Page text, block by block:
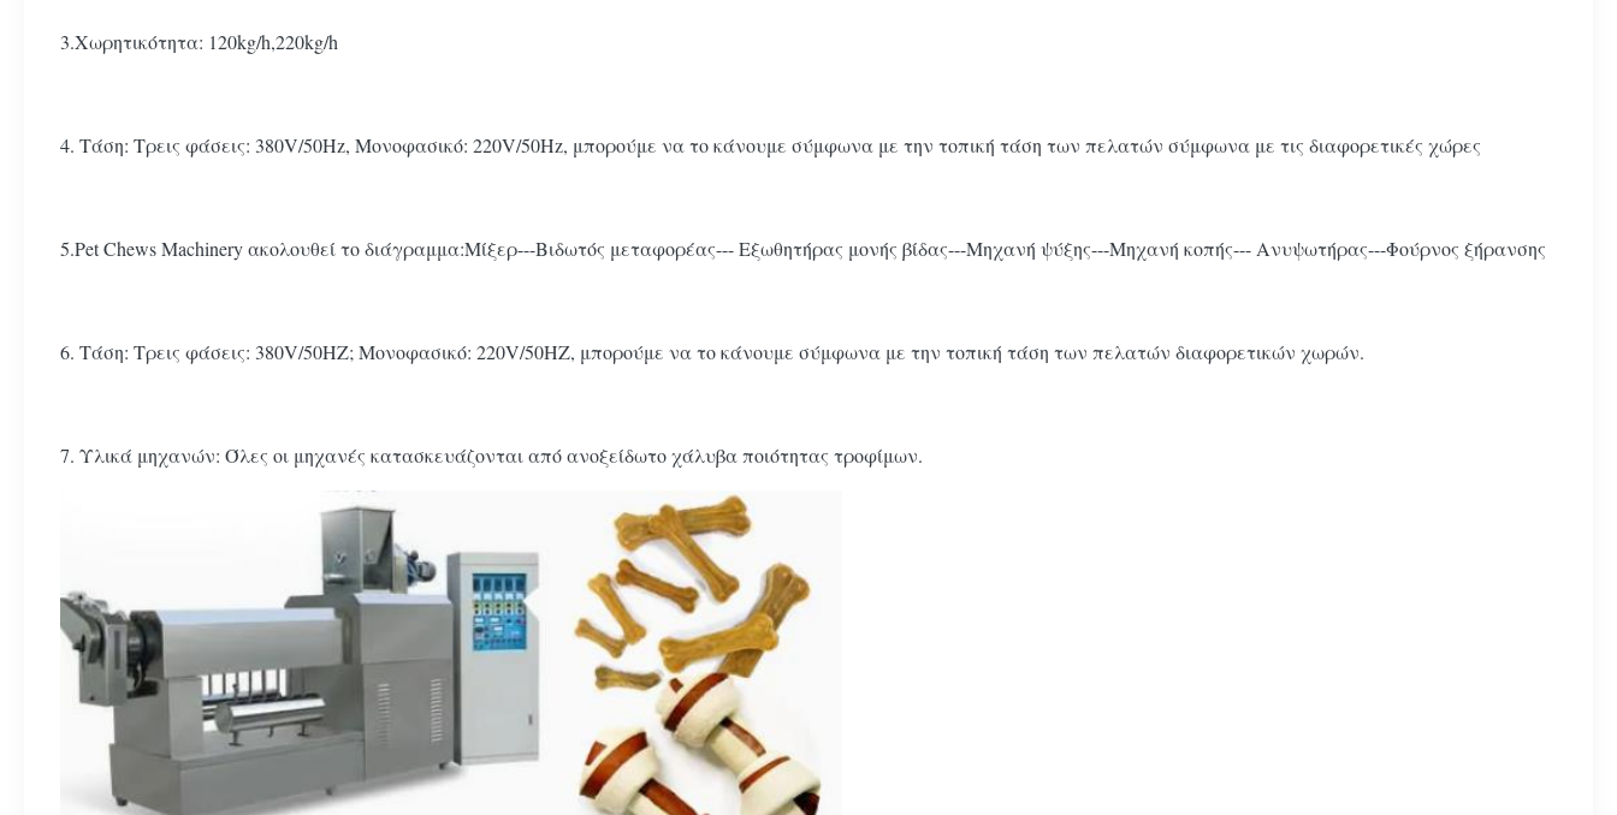
3.Χωρητικότητα: 120kg/h,220kg/h
4. Τάση: Τρεις φάσεις: 380V/50Hz, Μονοφασικό: 220V/50Hz, μπορούμε να το κάνουμε σύμφωνα με την τοπική τάση των πελατών σύμφωνα με τις διαφορετικές χώρες
5.Pet Chews Machinery ακολουθεί το διάγραμμα:Μίξερ---Βιδωτός μεταφορέας--- Εξωθητήρας μονής βίδας---Μηχανή ψύξης---Μηχανή κοπής--- Ανυψωτήρας---Φούρνος ξήρανσης
6. Τάση: Τρεις φάσεις: 380V/50HZ; Μονοφασικό: 220V/50HZ, μπορούμε να το κάνουμε σύμφωνα με την τοπική τάση των πελατών διαφορετικών χωρών.
7. Υλικά μηχανών: Όλες οι μηχανές κατασκευάζονται από ανοξείδωτο χάλυβα ποιότητας τροφίμων.